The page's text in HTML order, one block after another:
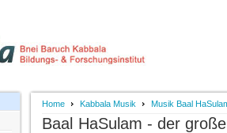
Home Kabbala Musik Musik Baal
Baal HaSulam - der